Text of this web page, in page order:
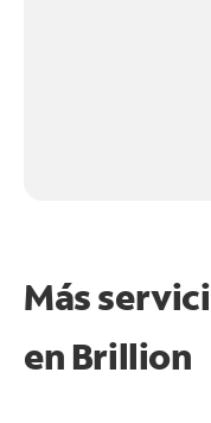
Más
en Brillion